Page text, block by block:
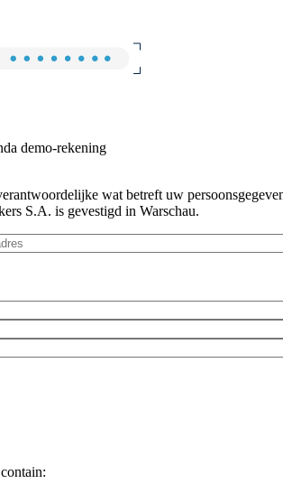
demo-rekening
wat betreft uw
S.A. is gevestigd in Warschau.